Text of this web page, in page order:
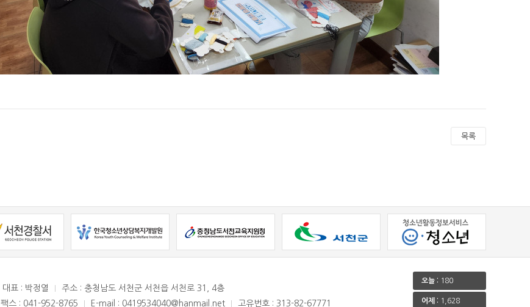
목록
대표 : 박정열
주소 : 충청남도 서천군 서천읍 서천로 31, 4층
팩스 : 041-952-8765 E-mail : 0419534040@hanmail.net 고유번호 : 313-82-67771
오늘 : 180
어제 : 1,628